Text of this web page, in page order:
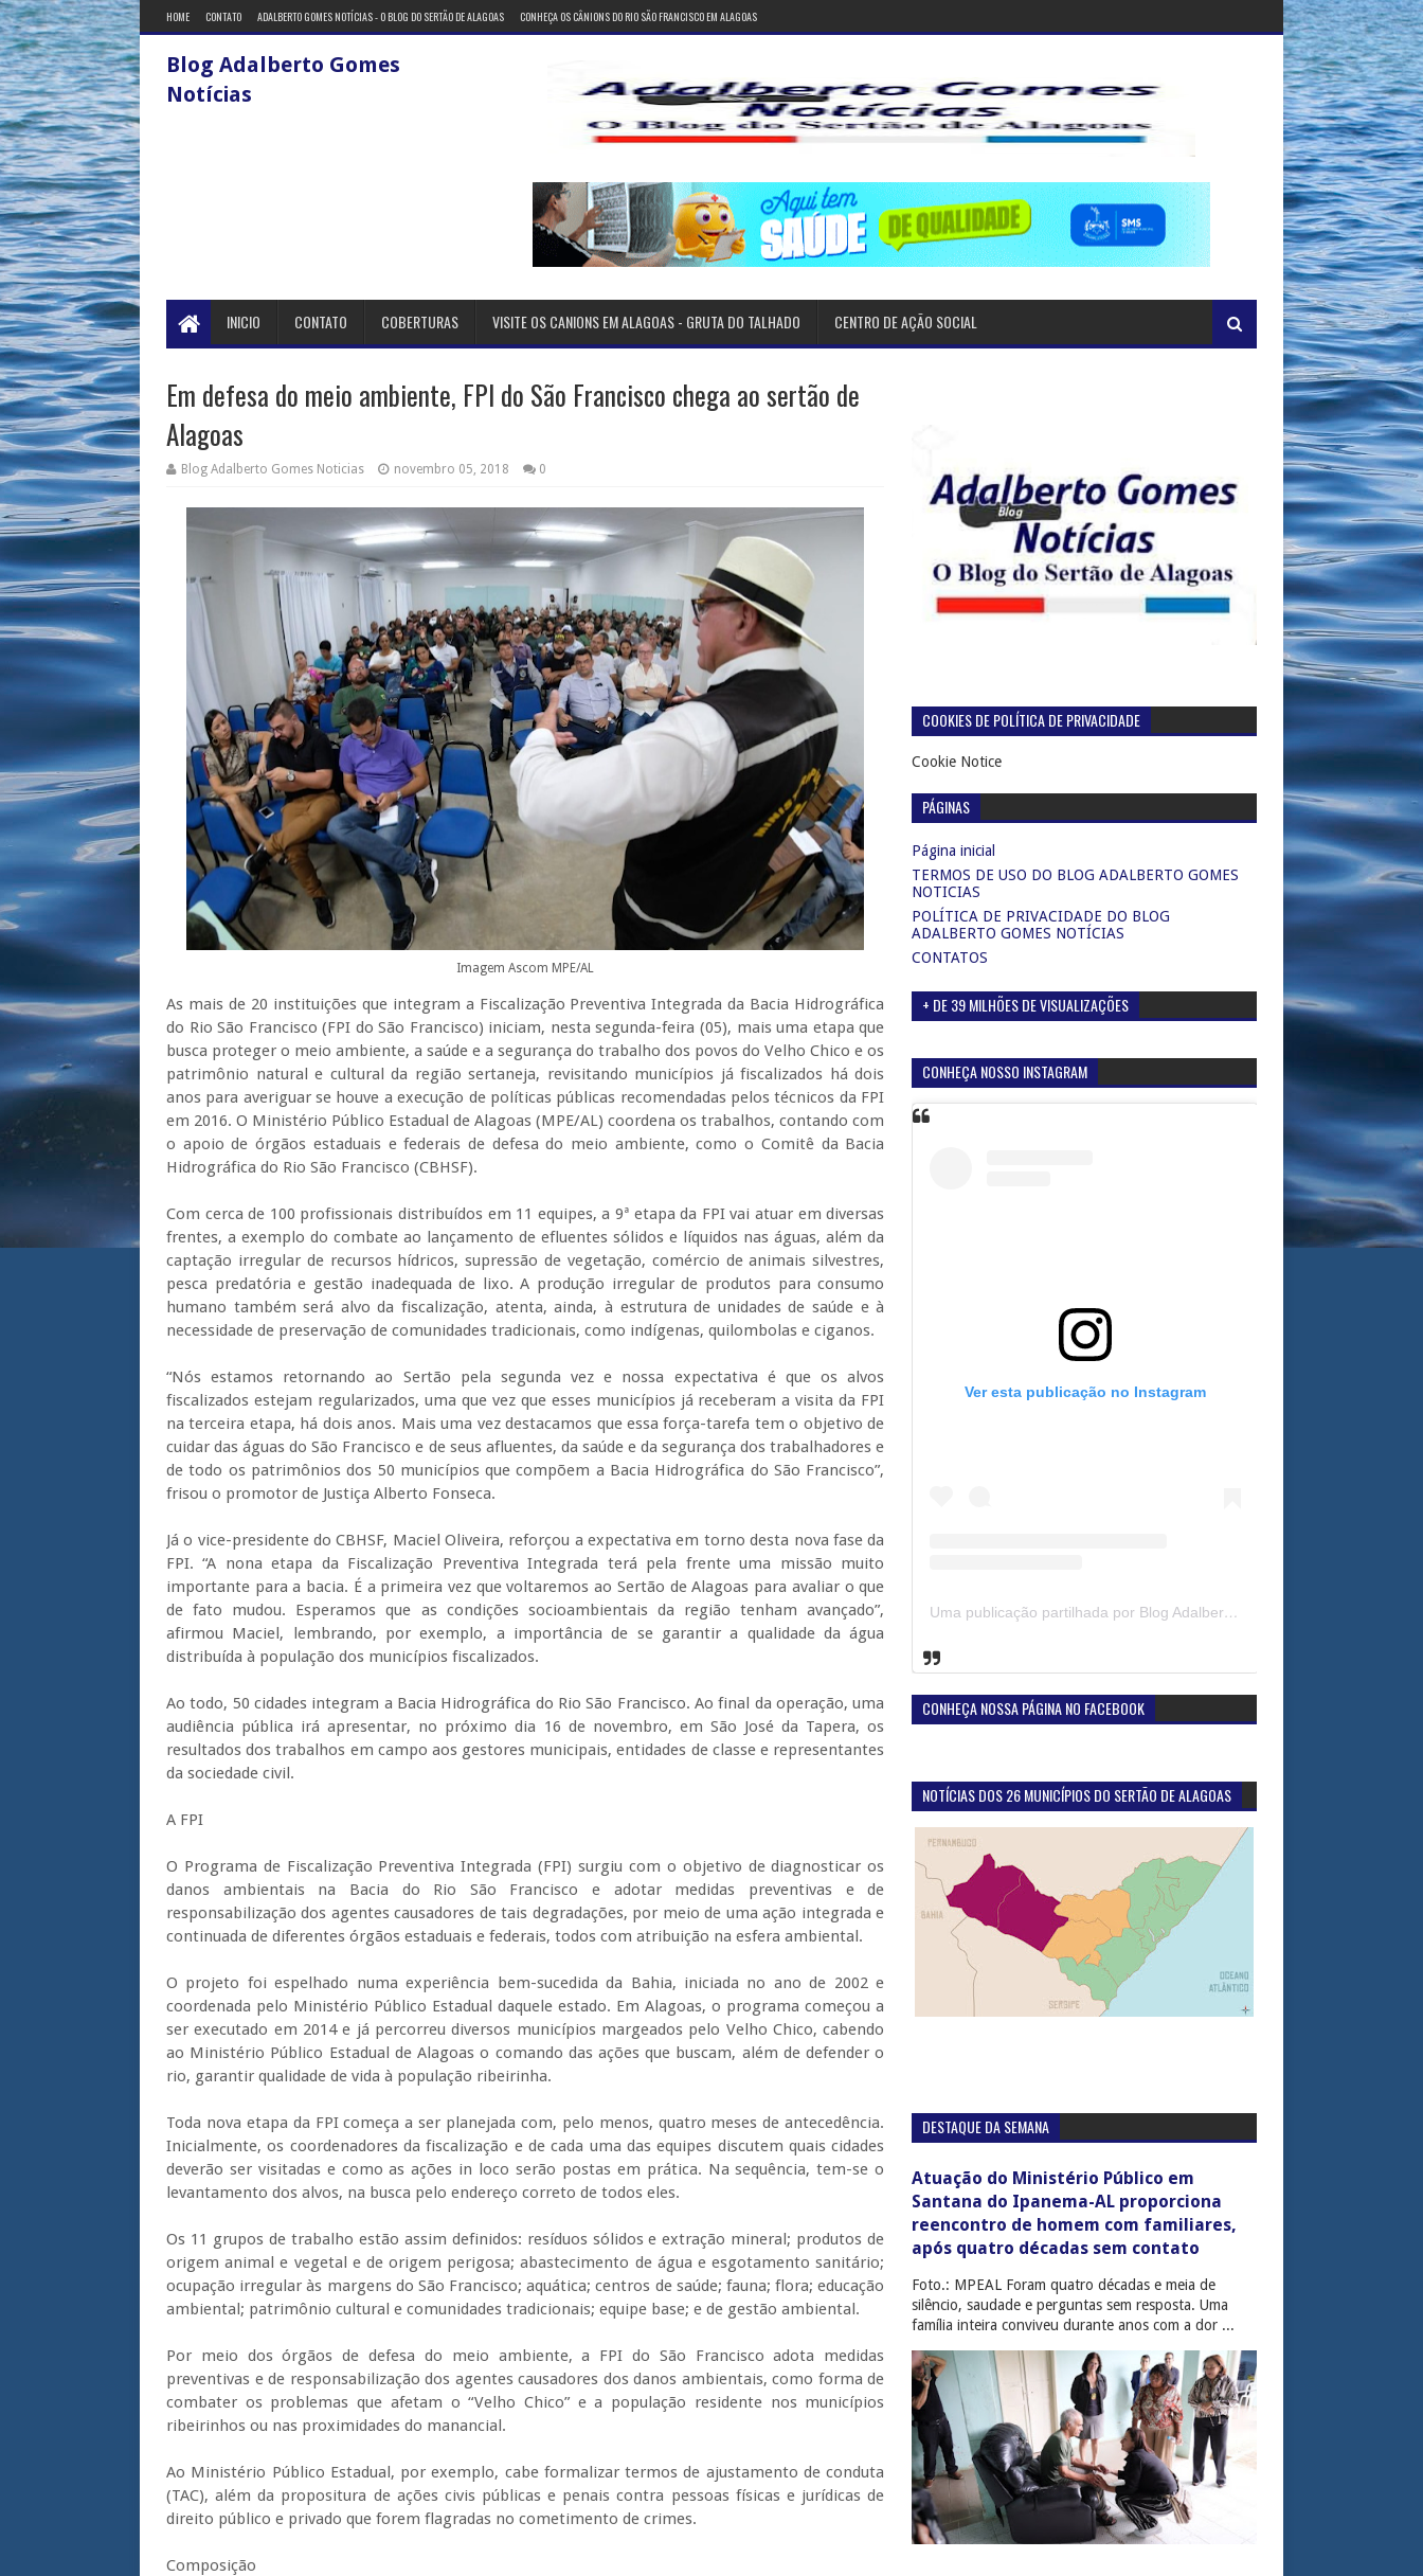
HOME CONTATO ADALBERTO GOMES NOTÍCIAS - O BLOG DO SERTÃO DE ALAGOAS CONHEÇA OS CÂNIONS DO RIO SÃO FRANCISCO EM ALAGOAS
Blog Adalberto Gomes
Notícias
INICIO CONTATO COBERTURAS VISITE OS CANIONS EM ALAGOAS - GRUTA DO TALHADO CENTRO DE AÇÃO SOCIAL
Em defesa do meio ambiente, FPI do São Francisco chega ao sertão de
Alagoas
Blog Adalberto Gomes Noticias novembro 05, 2018 0
Imagem Ascom MPE/AL
As mais de 20 instituições que integram a Fiscalização Preventiva Integrada da Bacia Hidrográfica
do Rio São Francisco (FPI do São Francisco) iniciam, nesta segunda-feira (05), mais uma etapa que
busca proteger o meio ambiente, a saúde e a segurança do trabalho dos povos do Velho Chico e os
patrimônio natural e cultural da região sertaneja, revisitando municípios já fiscalizados há dois
anos para averiguar se houve a execução de políticas públicas recomendadas pelos técnicos da FPI
em 2016. O Ministério Público Estadual de Alagoas (MPE/AL) coordena os trabalhos, contando com
o apoio de órgãos estaduais e federais de defesa do meio ambiente, como o Comitê da Bacia
Hidrográfica do Rio São Francisco (CBHSF).
Com cerca de 100 profissionais distribuídos em 11 equipes, a 9ª etapa da FPI vai atuar em diversas
frentes, a exemplo do combate ao lançamento de efluentes sólidos e líquidos nas águas, além da
captação irregular de recursos hídricos, supressão de vegetação, comércio de animais silvestres,
pesca predatória e gestão inadequada de lixo. A produção irregular de produtos para consumo
humano também será alvo da fiscalização, atenta, ainda, à estrutura de unidades de saúde e à
necessidade de preservação de comunidades tradicionais, como indígenas, quilombolas e ciganos.
“Nós estamos retornando ao Sertão pela segunda vez e nossa expectativa é que os alvos
fiscalizados estejam regularizados, uma que vez que esses municípios já receberam a visita da FPI
na terceira etapa, há dois anos. Mais uma vez destacamos que essa força-tarefa tem o objetivo de
cuidar das águas do São Francisco e de seus afluentes, da saúde e da segurança dos trabalhadores e
de todo os patrimônios dos 50 municípios que compõem a Bacia Hidrográfica do São Francisco”,
frisou o promotor de Justiça Alberto Fonseca.
Já o vice-presidente do CBHSF, Maciel Oliveira, reforçou a expectativa em torno desta nova fase da
FPI. “A nona etapa da Fiscalização Preventiva Integrada terá pela frente uma missão muito
importante para a bacia. É a primeira vez que voltaremos ao Sertão de Alagoas para avaliar o que
de fato mudou. Esperamos que as condições socioambientais da região tenham avançado”,
afirmou Maciel, lembrando, por exemplo, a importância de se garantir a qualidade da água
distribuída à população dos municípios fiscalizados.
Ao todo, 50 cidades integram a Bacia Hidrográfica do Rio São Francisco. Ao final da operação, uma
audiência pública irá apresentar, no próximo dia 16 de novembro, em São José da Tapera, os
resultados dos trabalhos em campo aos gestores municipais, entidades de classe e representantes
da sociedade civil.
A FPI
O Programa de Fiscalização Preventiva Integrada (FPI) surgiu com o objetivo de diagnosticar os
danos ambientais na Bacia do Rio São Francisco e adotar medidas preventivas e de
responsabilização dos agentes causadores de tais degradações, por meio de uma ação integrada e
continuada de diferentes órgãos estaduais e federais, todos com atribuição na esfera ambiental.
O projeto foi espelhado numa experiência bem-sucedida da Bahia, iniciada no ano de 2002 e
coordenada pelo Ministério Público Estadual daquele estado. Em Alagoas, o programa começou a
ser executado em 2014 e já percorreu diversos municípios margeados pelo Velho Chico, cabendo
ao Ministério Público Estadual de Alagoas o comando das ações que buscam, além de defender o
rio, garantir qualidade de vida à população ribeirinha.
Toda nova etapa da FPI começa a ser planejada com, pelo menos, quatro meses de antecedência.
Inicialmente, os coordenadores da fiscalização e de cada uma das equipes discutem quais cidades
deverão ser visitadas e como as ações in loco serão postas em prática. Na sequência, tem-se o
levantamento dos alvos, na busca pelo endereço correto de todos eles.
Os 11 grupos de trabalho estão assim definidos: resíduos sólidos e extração mineral; produtos de
origem animal e vegetal e de origem perigosa; abastecimento de água e esgotamento sanitário;
ocupação irregular às margens do São Francisco; aquática; centros de saúde; fauna; flora; educação
ambiental; patrimônio cultural e comunidades tradicionais; equipe base; e de gestão ambiental.
Por meio dos órgãos de defesa do meio ambiente, a FPI do São Francisco adota medidas
preventivas e de responsabilização dos agentes causadores dos danos ambientais, como forma de
combater os problemas que afetam o “Velho Chico” e a população residente nos municípios
ribeirinhos ou nas proximidades do manancial.
Ao Ministério Público Estadual, por exemplo, cabe formalizar termos de ajustamento de conduta
(TAC), além da propositura de ações civis públicas e penais contra pessoas físicas e jurídicas de
direito público e privado que forem flagradas no cometimento de crimes.
Composição
COOKIES DE POLÍTICA DE PRIVACIDADE
Cookie Notice
PÁGINAS
Página inicial
TERMOS DE USO DO BLOG ADALBERTO GOMES
NOTICIAS
POLÍTICA DE PRIVACIDADE DO BLOG
ADALBERTO GOMES NOTÍCIAS
CONTATOS
+ DE 39 MILHÕES DE VISUALIZAÇÕES
CONHEÇA NOSSO INSTAGRAM
Ver esta publicação no Instagram
Uma publicação partilhada por Blog Adalberto Gomes Noticias (@blogadalbertogomesnoticiass)
CONHEÇA NOSSA PÁGINA NO FACEBOOK
NOTÍCIAS DOS 26 MUNICÍPIOS DO SERTÃO DE ALAGOAS
DESTAQUE DA SEMANA
Atuação do Ministério Público em
Santana do Ipanema-AL proporciona
reencontro de homem com familiares,
após quatro décadas sem contato
Foto.: MPEAL Foram quatro décadas e meia de
silêncio, saudade e perguntas sem resposta. Uma
família inteira conviveu durante anos com a dor ...